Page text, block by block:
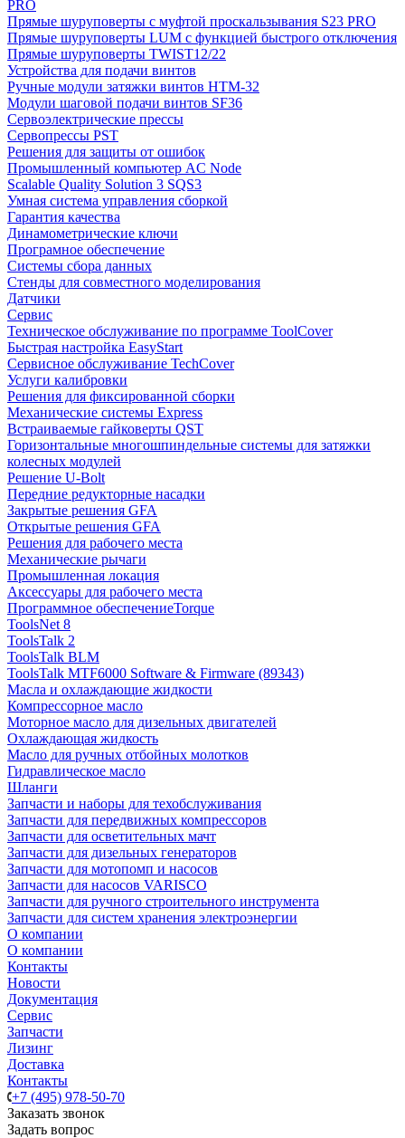
PRO
Прямые шуруповерты с муфтой проскальзывания S23 PRO
Прямые шуруповерты LUM с функцией быстрого отключения
Прямые шуруповерты TWIST12/22
Устройства для подачи винтов
Ручные модули затяжки винтов HTM-32
Модули шаговой подачи винтов SF36
Сервоэлектрические прессы
Сервопрессы PST
Решения для защиты от ошибок
Промышленный компьютер AC Node
Scalable Quality Solution 3 SQS3
Умная система управления сборкой
Гарантия качества
Динамометрические ключи
Програмное обеспечение
Системы сбора данных
Стенды для совместного моделирования
Датчики
Сервис
Техническое обслуживание по программе ToolCover
Быстрая настройка EasyStart
Cервисное обслуживание TechCover
Услуги калибровки
Решения для фиксированной сборки
Механические системы Express
Встраиваемые гайковерты QST
Горизонтальные многошпиндельные системы для затяжки
колесных модулей
Решение U-Bolt
Передние редукторные насадки
Закрытые решения GFA
Открытые решения GFA
Решения для рабочего места
Механические рычаги
Промышленная локация
Аксессуары для рабочего места
Программное обеспечениеTorque
ToolsNet 8
ToolsTalk 2
ToolsTalk BLM
ToolsTalk MTF6000 Software & Firmware (89343)
Масла и охлаждающие жидкости
Компрессорное масло
Моторное масло для дизельных двигателей
Охлаждающая жидкость
Масло для ручных отбойных молотков
Гидравлическое масло
Шланги
Запчасти и наборы для техобслуживания
Запчасти для передвижных компрессоров
Запчасти для осветительных мачт
Запчасти для дизельных генераторов
Запчасти для мотопомп и насосов
Запчасти для насосов VARISCO
Запчасти для ручного строительного инструмента
Запчасти для систем хранения электроэнергии
О компании
О компании
Контакты
Новости
Документация
Сервис
Запчасти
Лизинг
Доставка
Контакты
+7 (495) 978-50-70
Заказать звонок
Задать вопрос